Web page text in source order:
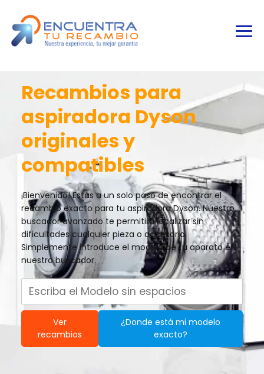
Recambios para
aspiradora Dyson
originales y
compatibles
¡Bienvenido! Estás a un solo paso de encontrar el
recambio exacto para tu aspiradora Dyson. Nuestro
buscador avanzado te permitirá localizar sin
dificultades cualquier pieza o accesorio.
Simplemente introduce el modelo de tu aparato en
nuestro buscador.
Ver
recambios
¿Donde está mi modelo
exacto?